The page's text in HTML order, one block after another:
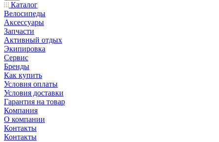
Каталог
Велосипеды
Аксессуары
Запчасти
Активный отдых
Экипировка
Сервис
Бренды
Как купить
Условия оплаты
Условия доставки
Гарантия на товар
Компания
О компании
Контакты
Контакты